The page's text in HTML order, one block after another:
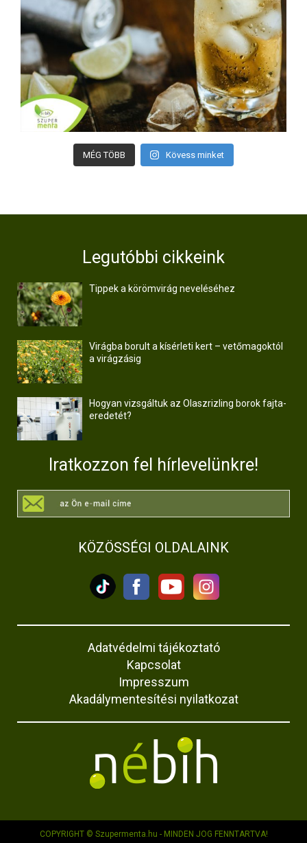
MÉG TÖBB Kövess minket
Legutóbbi cikkeink
Tippek a körömvirág neveléséhez
Virágba borult a kísérleti kert – vetőmagoktól
a virágzásig
Hogyan vizsgáltuk az Olaszrizling borok fajta-
eredetét?
Iratkozzon fel hírlevelünkre!
KÖZÖSSÉGI OLDALAINK
Adatvédelmi tájékoztató
Kapcsolat
Impresszum
Akadálymentesítési nyilatkozat
COPYRIGHT © Szupermenta.hu - MINDEN JOG FENNTARTVA!